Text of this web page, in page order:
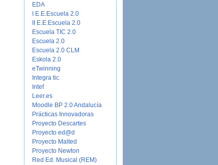
EDA
I E.E.Escuela 2.0
II E.E.Escuela 2.0
Escuela TIC 2.0
Escuela 2.0
Escuela 2.0 CLM
Eskola 2.0
eTwinning
Integra tic
Intef
Leer.es
Moodle BP 2.0 Andalucía
Prácticas Innovadoras
Proyecto Descartes
Proyecto ed@d
Proyecto Malted
Proyecto Newton
Red Ed. Musical (REM)